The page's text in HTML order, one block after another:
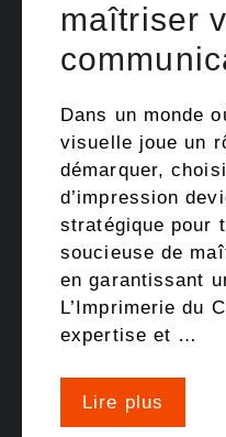
maîtriser
Dans un monde
visuelle joue un
démarquer,
d’impression
stratégique pour
soucieuse de
en garantissant
L’Imprimerie du
expertise et …
Lire plus